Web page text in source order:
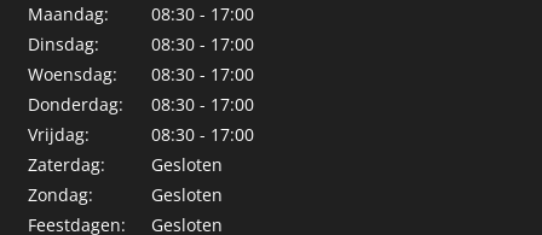
Maandag:
08:30 - 17:00
Dinsdag:
08:30 - 17:00
Woensdag:
08:30 - 17:00
Donderdag:
08:30 - 17:00
Vrijdag:
08:30 - 17:00
Zaterdag:
Gesloten
Zondag:
Gesloten
Feestdagen:
Gesloten